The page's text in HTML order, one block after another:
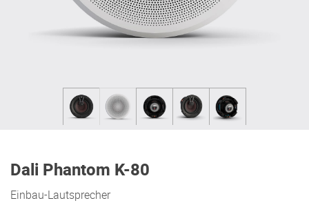
Dali Phantom K-80
Einbau-Lautsprecher